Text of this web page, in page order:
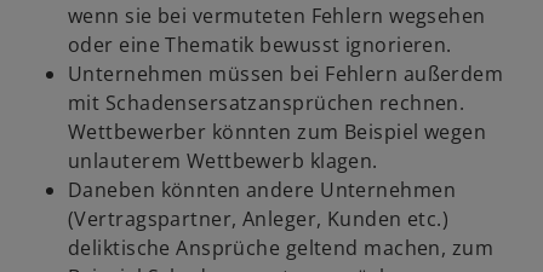
wenn sie bei vermuteten Fehlern wegsehen
oder eine Thematik bewusst ignorieren.
Unternehmen müssen bei Fehlern außerdem
mit Schadensersatzansprüchen rechnen.
Wettbewerber könnten zum Beispiel wegen
unlauterem Wettbewerb klagen.
Daneben könnten andere Unternehmen
(Vertragspartner, Anleger, Kunden etc.)
deliktische Ansprüche geltend machen, zum